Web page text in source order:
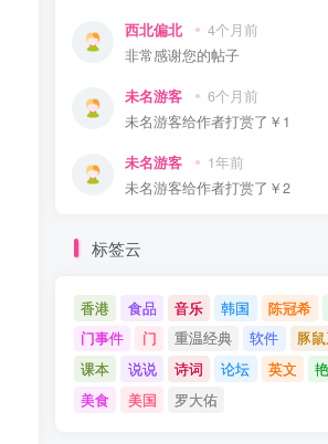
西北偏北 4个月前
非常感谢您的帖子
未名游客 6个月前
未名游客给作者打赏了 ￥1
未名游客 1年前
未名游客给作者打赏了 ￥2
标签云
香港 食品 音乐 韩国 陈冠希
门事件
门 重温经典 软件
豚
课本
说说 诗词 论坛 英文
美食
美国 罗大佑